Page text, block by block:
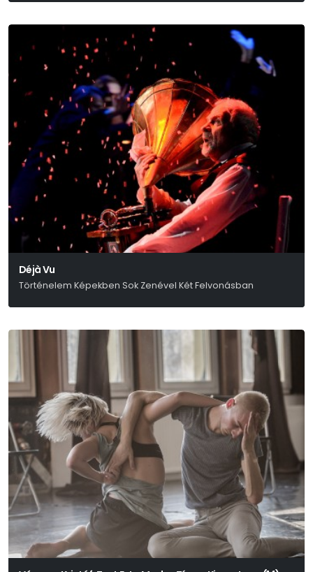
Déjà Vu
Történelem Képekben Sok Zenével Két Felvonásban